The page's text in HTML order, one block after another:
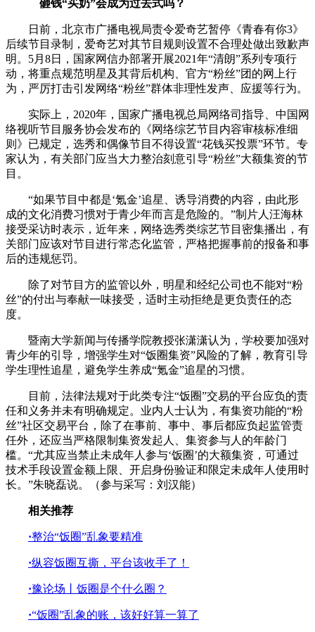
砸钱“买奶”会成为过去式吗？
日前，北京市广播电视局责令爱奇艺暂停《青春有你3》
后续节目录制，爱奇艺对其节目规则设置不合理处做出致歉声
明。5月8日，国家网信办部署开展2021年“清朗”系列专项行
动，将重点规范明星及其背后机构、官方“粉丝”团的网上行
为，严厉打击引发网络“粉丝”群体非理性发声、应援等行为。
实际上，2020年，国家广播电视总局网络司指导、中国网
络视听节目服务协会发布的《网络综艺节目内容审核标准细
则》已规定，选秀和偶像节目不得设置“花钱买投票”环节。专
家认为，有关部门应当大力整治刻意引导“粉丝”大额集资的节
目。
“如果节目中都是‘氪金’追星、诱导消费的内容，由此形
成的文化消费习惯对于青少年而言是危险的。”制片人汪海林
接受采访时表示，近年来，网络选秀类综艺节目密集播出，有
关部门应该对节目进行常态化监管，严格把握事前的报备和事
后的违规惩罚。
除了对节目方的监管以外，明星和经纪公司也不能对“粉
丝”的付出与奉献一味接受，适时主动拒绝是更负责任的态
度。
暨南大学新闻与传播学院教授张潇潇认为，学校要加强对
青少年的引导，增强学生对“饭圈集资”风险的了解，教育引导
学生理性追星，避免学生养成“氪金”追星的习惯。
目前，法律法规对于此类专注“饭圈”交易的平台应负的责
任和义务并未有明确规定。业内人士认为，有集资功能的“粉
丝”社区交易平台，除了在事前、事中、事后都应负起监管责
任外，还应当严格限制集资发起人、集资参与人的年龄门
槛。“尤其应当禁止未成年人参与‘饭圈’的大额集资，可通过
技术手段设置金额上限、开启身份验证和限定未成年人使用时
长。”朱晓磊说。（参与采写：刘汉能）
相关推荐
·整治“饭圈”乱象要精准
·纵容饭圈互撕，平台该收手了！
·豫论场丨饭圈是个什么圈？
·​“饭圈”乱象的账，该好好算一算了